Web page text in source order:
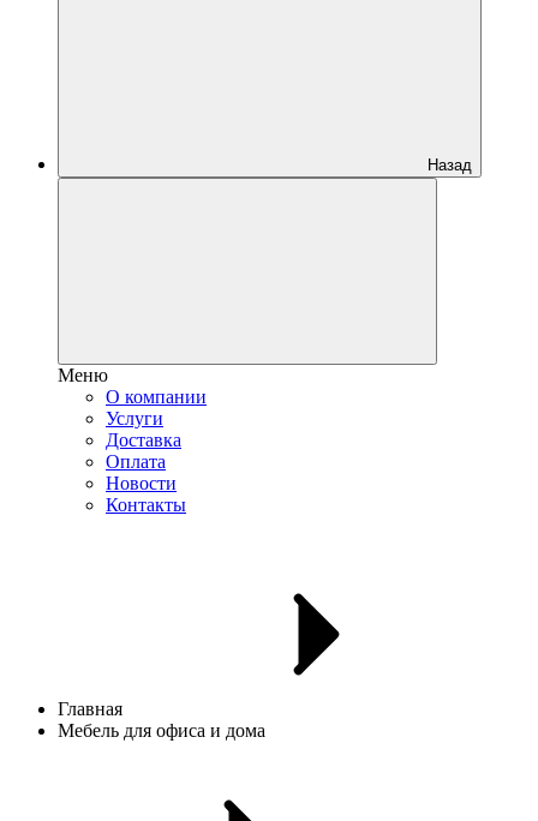
Назад
Меню
О компании
Услуги
Доставка
Оплата
Новости
Контакты
Главная
Мебель для офиса и дома